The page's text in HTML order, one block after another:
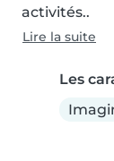
activités..
Lire la suite
Les